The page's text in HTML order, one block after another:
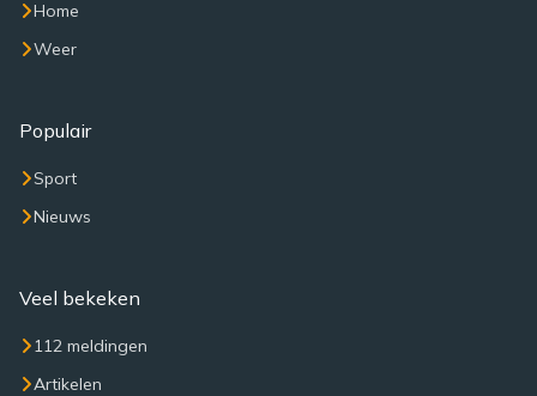
Home
Weer
Populair
Sport
Nieuws
Veel bekeken
112 meldingen
Artikelen